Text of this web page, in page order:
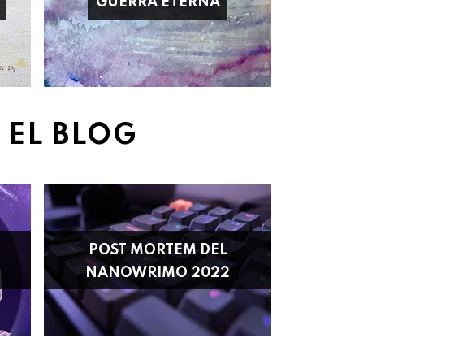
BLOG
POST MORTEM DEL
NANOWRIMO 2022